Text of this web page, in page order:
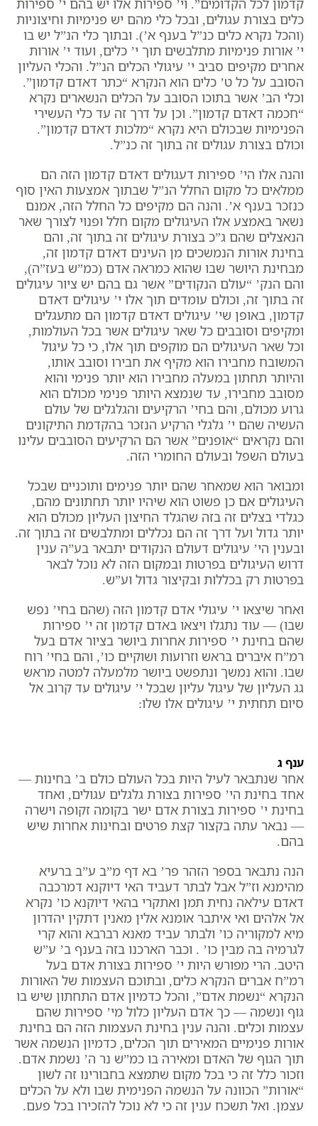
קדמון לכל הקדומים”. וי’ ספירות אלו יש בהם י’ ספירות
כלים בצורת עגולים, ובכל כלי מהם יש פנימיות וחיצוניות
(והכל נקרא כלים כנ”ל בענף א’). ובתוך כלי הנ”ל יש בו
י’ אורות פנימיות מתלבשים תוך י’ כלים, ועוד י’ אורות
אחרים מקיפים סביב י’ עיגולי הכלים הנ”ל. והכלי העליון
הסובב על כל ט’ כלים הוא הנקרא “כתר דאדם קדמון”.
וכלי הב’ אשר בתוכו הסובב על הכלים הנשארים נקרא
“חכמה דאדם קדמון”. וכן על דרך זה עד כלי העשירי
הפנימיות שבכולם היא נקרא “מלכות דאדם קדמון”.
וכולם בצורת עגולים זה בתוך זה כנ”ל.
והנה אלו הי’ ספירות דעגולים דאדם קדמון הזה הם
ממלאים כל מקום החלל הנ”ל שבתוך אמצעות האין סוף
כנזכר בענף א’. והנה הם מקיפים כל החלל הזה, אמנם
נשאר באמצע אלו העיגולים מקום חלל ופנוי לצורך שאר
הנאצלים שהם ג”כ בצורת עיגולים זה בתוך זה, והם
בחינת אורות הנמשכים מן העינים דאדם קדמון זה,
מבחינת היושר שבו שהוא כמראה אדם (כמ”ש בעז”ה),
והם הנק’ “עולם הנקודים” אשר גם בהם יש ציור עיגולים
זה בתוך זה, וכולם עומדים תוך אלו י’ עיגולים דאדם
קדמון, באופן שי’ עיגולים דאדם קדמון הם מתעגלים
ומקיפים וסובבים כל שאר עיגולים אשר בכל העולמות,
וכל שאר העיגולים הם מוקפים תוך אלו, כי כל עיגול
המשובח מחבירו הוא מקיף את חבירו וסובב אותו,
והיותר תחתון במעלה מחבירו הוא יותר פנימי והוא
מסובב מחבירו, עד שנמצא היותר פנימי מכולם הוא
גרוע מכולם, והם בחי’ הרקיעים והגלגלים של עולם
העשיה שהם י’ גלגלי הרקיע הנזכר בהקדמת התיקונים
והם נקראים “אופנים” אשר הם הרקיעים הסובבים עלינו
בעולם השפל ובעולם החומרי הזה.
ומבואר הוא שמאחר שהם יותר פנימים ותוכניים שבכל
העיגולים אם כן פשוט הוא שיהיו יותר תחתונים מהם,
כגלדי בצלים זה בזה שהגלד החיצון העליון מכולם הוא
יותר גדול ועל דרך זה הם נכללים ומתלבשים זה בתוך זה.
ובענין הי’ עיגולים דעולם הנקודים יתבאר בע”ה ענין
דרוש העיגולים בפרטות ובמקום הזה לא נוכל לבאר
בפרטות רק בכללות ובקיצור גדול וע”ש.
ואחר שיצאו י’ עיגולי אדם קדמון הזה (שהם בחי’ נפש
שבו) — עוד נתגלו ויצאו באדם קדמון זה י’ ספירות
שהם בחינת י’ ספירות אחרות ביושר בציור אדם בעל
רמ”ח איברים בראש וזרועות ושוקיים כו’, והם בחי’ רוח
שבו. והוא נמשך ונתפשט ביושר מלמעלה למטה מראש
גג העליון של עיגול עליון שבכל י’ עיגולים עד קרוב אל
סיום תחתית י’ עיגולים אלו שלו:
ענף ג
אחר שנתבאר לעיל היות בכל העולם כולם ב’ בחינות —
אחד בחינת הי’ ספירות בצורת גלגלים עגולים, ואחד
בחינת י’ ספירות בצורת אדם ישר בקומה זקופה וישרה
— נבאר עתה בקצור קצת פרטים ובחינות אחרות שיש
בהם.
הנה נתבאר בספר הזהר פר’ בא דף מ”ב ע”ב ברעיא
מהימנא וז”ל אבל לבתר דעביד האי דיוקנא דמרכבה
דאדם עילאה נחית תמן ואתקרי בהאי דיוקנא כו’ נקרא
אל אלהים ואי איתבר אומנא אלין מאנין דתקין יהדרון
מיא למקוריה כו’ ולבתר עביד מאנא רברבא והוא קרי
לגרמיה בה מבין כו’ . וכבר הארכנו בזה בענף ב’ ע”ש
היטב. הרי מפורש היות י’ ספירות בצורת אדם בעל
רמ”ח אברים הנקרא כלים, ובתוכם העצמות של האורות
הנקרא “נשמת אדם”, והכל כדמיון אדם התחתון שיש בו
גוף ונשמה — כך אדם העליון כלול מי’ ספירות שהם
עצמות וכלים. והנה ענין בחינת העצמות הזה הם בחינת
אורות פנימיים המאירים תוך הכלים, כדמיון הנשמה אשר
תוך הגוף של האדם ומאירה בו כמ”ש נר ה’ נשמת אדם.
וזכור כלל זה כי בכל מקום שתמצא בחבורינו זה לשון
“אורות” הכוונה על הנשמה הפנימית שבו ולא על הכלים
עצמן. ואל תשכח ענין זה כי לא נוכל להזכירו בכל פעם.